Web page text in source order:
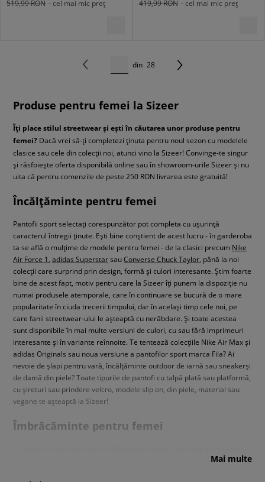
519,99 RON - cel mai mic preț
419,99 RON - cel mai mic preț
din 28
Produse pentru femei la Sizeer
Îți place stilul streetwear și ești în căutarea unor produse pentru
femei? Dacă vrei să-ți completezi ținuta pentru noul sezon cu modelele
clasice sau cele din colecții noi, atunci vino la Sizeer! Convinge-te singur
și răsfoiește oferta disponibilă online sau în showroom-urile Sizeer și nu
uita că pentru comenzile de peste 250 RON livrarea este gratuită!
Încălțăminte pentru femei
Pantofii sport selectați corespunzător pot completa cu ușurință
caracterul întregii ținute. Ești bine conștient de acest lucru - în garderoba
ta se află o mulțime de modele pentru femei - de la clasici precum Nike
Air Force 1 adidas SuperstarsauConverse Chuck Taylor , până la noi
colecții care surprind prin design, formă și culori interesante. Știm foarte
bine de acest fapt, motiv pentru care la Sizeer îți punem la dispoziție nu
numai produsele atemporale, care în continuare se bucură de o mare
popularitate în ciuda trecerii timpului, dar în același timp cele noi, pe
care fanii streetwear-ului le așteaptă cu nerăbdare. Și toate acestea
sunt disponibile în mai multe versiuni de culori, cu sau fără imprimeuri
interesante și în variante reînnoite. Te tentează colecțiile Nike Air Max și
adidas Originals sau noua versiune a pantofilor sport marca Fila? Ai
nevoie de șlapi pentru vară, încălțăminte outdoor de iarnă sau sneakerși
de damă din piele? Toate tipurile de pantofi cu talpă plată sau platformă,
cu șireturi sau prindere velcro, modele slip on, din piele, material sau
vegane te așteaptă la Sizeer!
Îmbrăcăminte pentru femei
outfit. Îți place să fii la curent, știi ce se întâmplă în lumea streetwear-
Mai multe